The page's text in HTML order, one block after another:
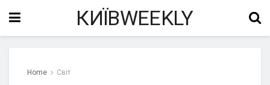
КИЇВWEEKLY
Home Світ